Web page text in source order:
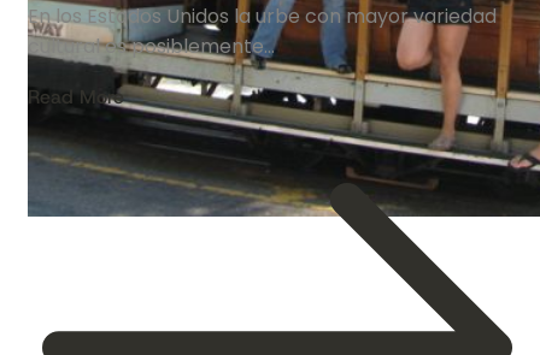
En los Estados Unidos la urbe con mayor variedad
cultural es posiblemente…
Read More